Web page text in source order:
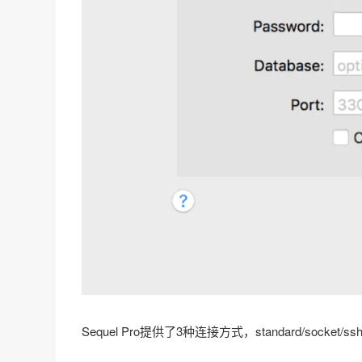
Sequel Pro提供了3种连接方式，standard/socket/